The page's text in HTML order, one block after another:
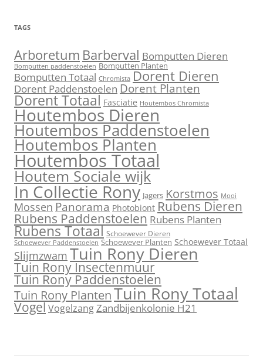
TAGS
Arboretum Barberval Bomputten Dieren
Bomputten paddenstoelen Bomputten Planten
Bomputten Totaal Chromista Dorent Dieren
Dorent Paddenstoelen Dorent Planten
Dorent Totaal Fasciatie Houtembos Chromista
Houtembos Dieren
Houtembos Paddenstoelen
Houtembos Planten
Houtembos Totaal
Houtem Sociale wijk
In Collectie Rony Jagers Korstmos Mooi
Mossen Panorama Photobiont Rubens Dieren
Rubens Paddenstoelen Rubens Planten
Rubens Totaal Schoewever Dieren
Schoewever Paddenstoelen Schoewever Planten Schoewever Totaal
Slijmzwam Tuin Rony Dieren
Tuin Rony Insectenmuur
Tuin Rony Paddenstoelen
Tuin Rony PlantenTuin Rony Totaal
VogelVogelzangZandbijenkolonie H21